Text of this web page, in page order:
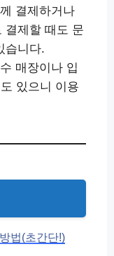
결제하거나
결제할 때도 문
습니다.
매장이나 입
있으니 이용
법(초간단!)